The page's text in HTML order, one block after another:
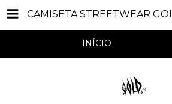
CAMISETA STREETWEAR
INÍCIO